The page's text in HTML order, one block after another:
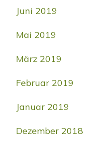
Juni 2019
Mai 2019
März 2019
Februar 2019
Januar 2019
Dezember 2018